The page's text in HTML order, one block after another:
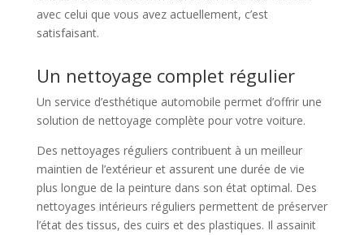
avec celui que vous avez actuellement, c’est
satisfaisant.
Un nettoyage complet régulier
Un service d’esthétique automobile permet d’offrir une
solution de nettoyage complète pour votre voiture.
Des nettoyages réguliers contribuent à un meilleur
maintien de l’extérieur et assurent une durée de vie
plus longue de la peinture dans son état optimal. Des
nettoyages intérieurs réguliers permettent de préserver
l’état des tissus, des cuirs et des plastiques. Il assainit